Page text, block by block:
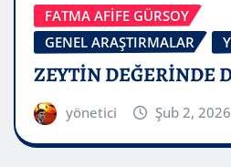
FATMA AFİFE GÜRSOY
GENEL ARAŞTIRMALAR
ZEYTİN DEĞERİNDE
yönetici Şub 2, 2026